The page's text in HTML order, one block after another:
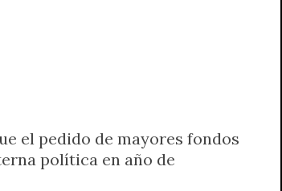
el pedido de mayores fondos
política en año de